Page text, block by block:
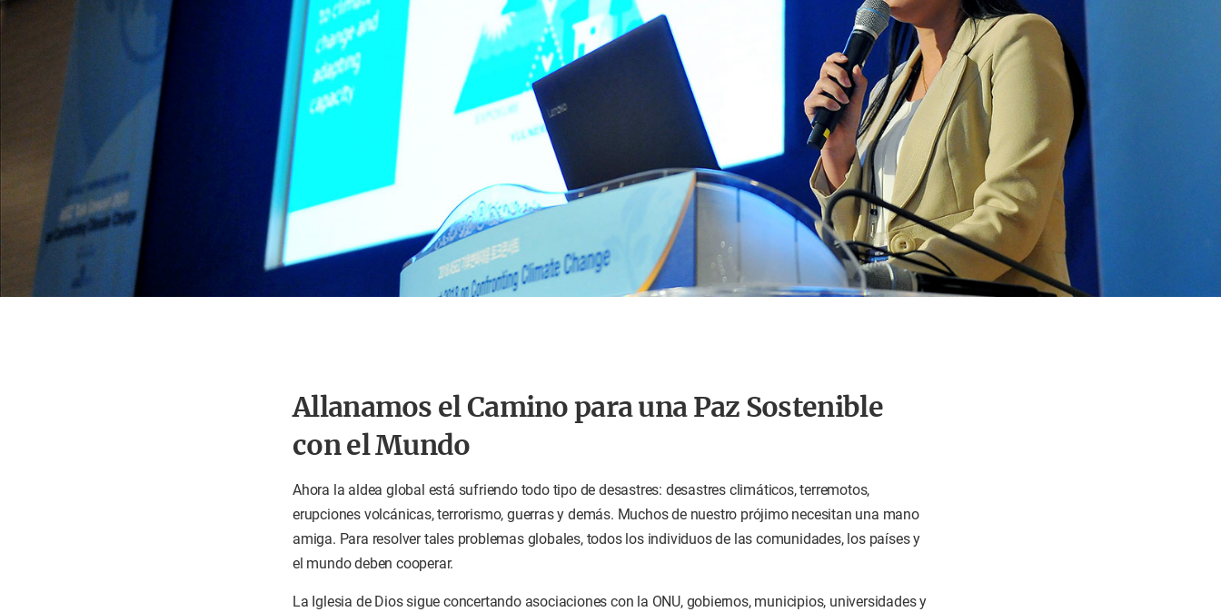
Allanamos el Camino para una Paz Sostenible
con el Mundo
Ahora la aldea global está sufriendo todo tipo de desastres: desastres climáticos, terremotos,
erupciones volcánicas, terrorismo, guerras y demás. Muchos de nuestro prójimo necesitan una mano
amiga. Para resolver tales problemas globales, todos los individuos de las comunidades, los países y
el mundo deben cooperar.
La Iglesia de Dios sigue concertando asociaciones con la ONU, gobiernos, municipios, universidades y